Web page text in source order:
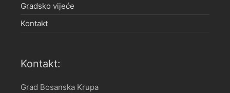
Gradsko vijeće
Kontakt
Kontakt:
Grad Bosanska Krupa